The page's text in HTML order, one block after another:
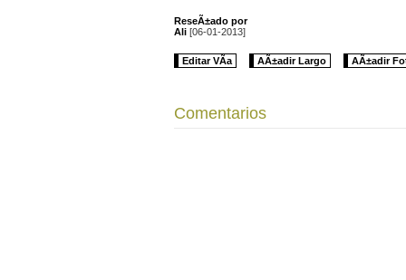
ReseÃ±ado por
Ali [06-01-2013]
Editar VÃ­a AÃ±adir Largo AÃ±adir
Comentarios